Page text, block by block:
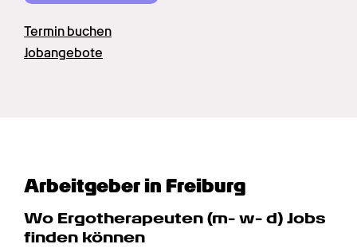
Termin buchen
Jobangebote
Arbeitgeber in Freiburg
Wo Ergotherapeuten (m- w- d) Jobs
finden können